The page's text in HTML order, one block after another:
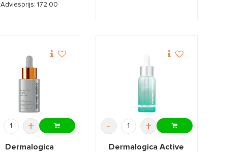
Adviesprijs: 172,00
+
Dermalogica
- +
Dermalogica Active